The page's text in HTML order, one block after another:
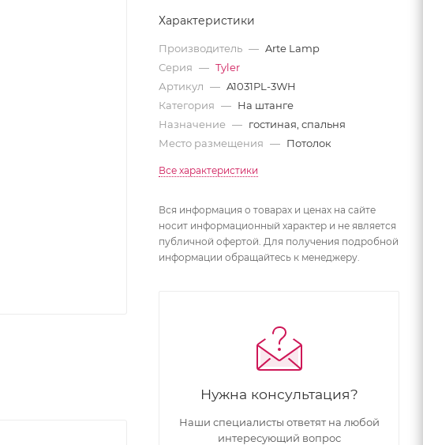
Характеристики
Производитель — Arte Lamp
Серия — Tyler
Артикул — A1031PL-3WH
Категория — На штанге
Назначение — гостиная, спальня
Место размещения — Потолок
Все характеристики
Вся информация о товарах и ценах на сайте
носит информационный характер и не является
публичной офертой. Для получения подробной
информации обращайтесь к менеджеру.
Нужна консультация?
Наши специалисты ответят на любой
интересующий вопрос